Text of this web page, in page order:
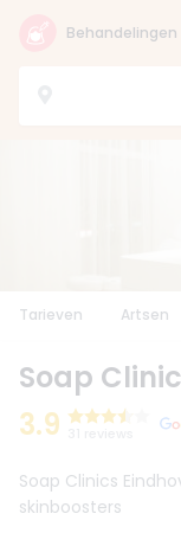
Behandelingen
Tarieven Artsen
Soap
3.9
Soap Clinics
skinboosters